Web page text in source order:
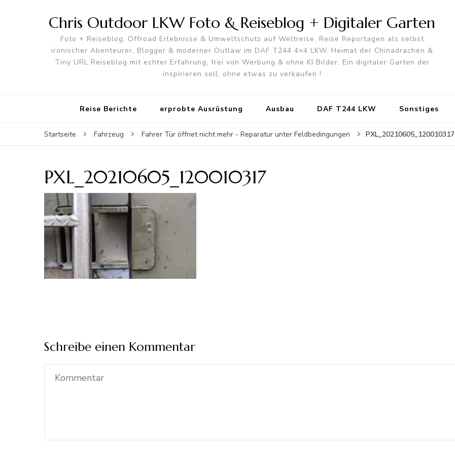
Chris Outdoor LKW Foto & Reiseblog + Digitaler Garten
Foto + Reiseblog, Offroad Erlebnisse & Umweltschutz auf Weltreise. Reise Reportagen als selbst
ironischer Abenteurer, Blogger & moderner Outlaw im DAF T244 4×4 LKW. Heimat der Chinadrachen &
Tiny URL Reiseblog mit echter Erfahrung, frei von Werbung & ohne KI Bilder. Ein digitaler Garten der
inspirieren soll, ohne etwas zu verkaufen !
Reise Berichte erprobte Ausrüstung Ausbau DAF T244 LKW Sonstiges
Startseite Fahrzeug Fahrer Tür öffnet nicht mehr - Reparatur unter Feldbedingungen PXL_20210605_120010317
PXL_20210605_120010317
Schreibe einen Kommentar